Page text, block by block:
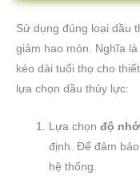
Sử dụng đúng loại dầu
giảm hao mòn. Nghĩa
kéo dài tuổi thọ cho
lựa chọn dầu thủy lực:
Lựa chọnđộ
định. Để đảm
hệ thống.